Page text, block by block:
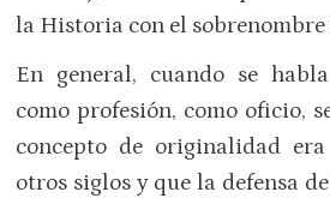
la Historia con el sobrenombre
En general, cuando se
como profesión, como oficio,
concepto de originalidad
otros siglos y que la defensa